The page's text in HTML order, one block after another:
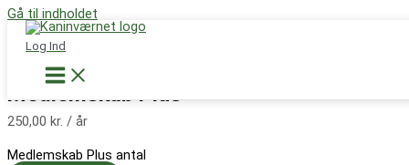
Gå til indholdet
Log Ind
Støt nu
Forside/Medlemskab
Medlemskab
Medlemskab Plus
250,00 kr. / år
Medlemskab Plus antal